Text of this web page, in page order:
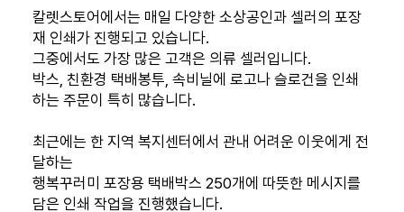
칼렛스토어에서는 매일 다양한 소상공인과 셀러의 포장
재 인쇄가 진행되고 있습니다.
그중에서도 가장 많은 고객은 의류 셀러입니다.
박스, 친환경 택배봉투, 속비닐에 로고나 슬로건을 인쇄
하는 주문이 특히 많습니다.
최근에는 한 지역 복지센터에서 관내 어려운 이웃에게 전
달하는
행복꾸러미 포장용 택배박스 250개에 따뜻한 메시지를
담은 인쇄 작업을 진행했습니다.